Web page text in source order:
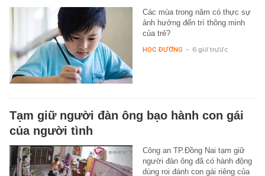
Các mùa trong năm có thực sự
ảnh hưởng đến trí thông minh
của trẻ?
HỌC ĐƯỜNG - 6 giờ trước
Tạm giữ người đàn ông bạo hành con gái
của người tình
Công an TP.Đồng Nai tạm giữ
người đàn ông đã có hành động
dùng roi đánh con gái riêng của